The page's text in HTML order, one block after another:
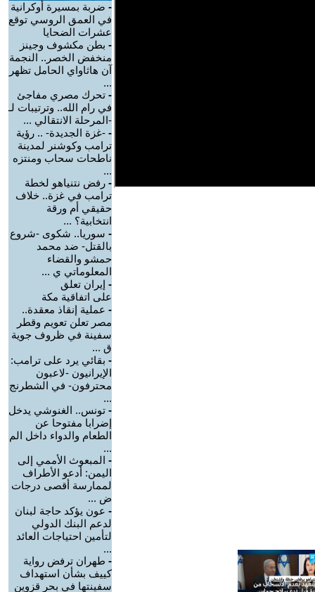
- ضربة بمسيرة أوكرانية
في العمق الروسي توقع
عشرات الضحايا
- بطن مكشوف وجينز
منخفض الخصر.. النجمة
آن هاثاواي الحامل تظهر
...
- تحرك مصري مفاجئ
في رام الله.. وترتيبات لـ
-المرحلة الانتقالي ...
- -غزة الجديدة- .. رؤية
ترامب وكوشنر لمدينة
ناطحات سحاب ومنتزه
...
- رفض نتنياهو لخطة
ترامب في غزة.. خلاف
حقيقي أم ورقة
انتخابية؟ ...
- سوريا.. شكوى -شروع
بالقتل- ضد محمد
حمشو والقضاء
المعلوماتي ي ...
- إيران تعلق
على اتفاقية مكة
- عملية إنقاذ معقدة..
مصر تعلن تعويم وقطر
سفينة في ظروف جوية
ق ...
- بقائي يرد على ترامب:
الإيرانيون -لاعبون
محترفون- في الشطرنج
...
- تونس.. الغنوشي يدخل
إضرابا مفتوحا عن
الطعام والدواء داخل الم
...
- ‏المبعوث الأممي إلى
اليمن: أدعو الأطراف
لممارسة أقصى درجات
ض ...
- عون يؤكد حاجة لبنان
لدعم البنك الدولي
لتأمين احتياجات العائد
...
- طهران ترفض رواية
كييف بشأن استهداف
سفينتها في بحر قزوين